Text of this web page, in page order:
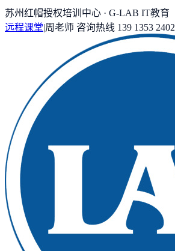
苏州红帽授权培训中心 · G-LAB IT教育
远程课堂|周老师 咨询热线 139 1353 2402